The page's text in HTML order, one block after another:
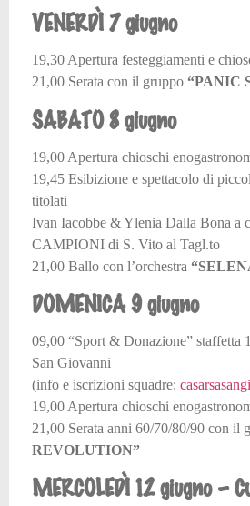
VENERDÌ 7 giugno
19,30 Apertura festeggiamenti e
21,00 Serata con il gruppo “PANIC
SABATO 8 giugno
19,00 Apertura chioschi
19,45 Esibizione e spettacolo di
titolati
Ivan Iacobbe & Ylenia Dalla Bona
CAMPIONI di S. Vito al Tagl.to
21,00 Ballo con l’orchestra
DOMENICA 9 giugno
09,00 “Sport & Donazione” staffetta
San Giovanni
(info e iscrizioni squadre:
19,00 Apertura chioschi
21,00 Serata anni 60/70/80/90 con il
REVOLUTION”
MERCOLEDÌ 12 giugno –